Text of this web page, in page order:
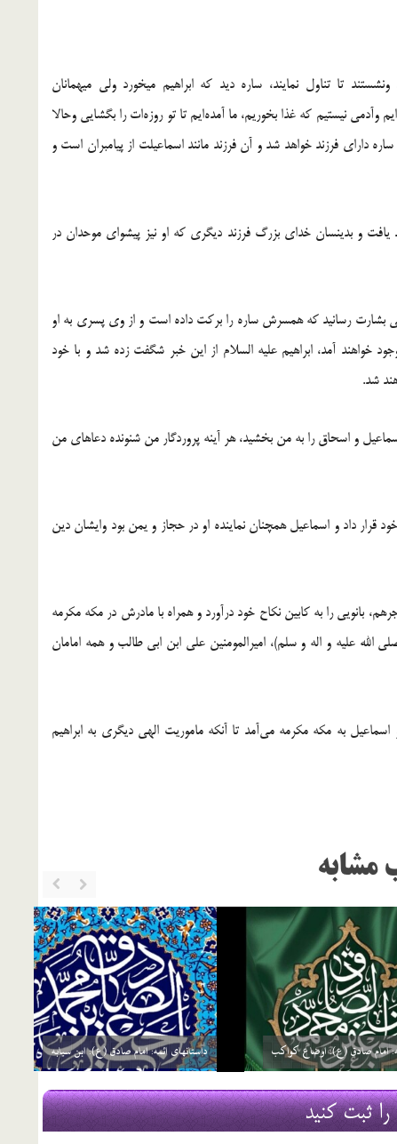
تا تناول نمايند، ساره ديد که ابراهيم ميخورد ولي ميهمانان
وآدمي نيستيم که غذا بخوريم، ما آمده‌ايم تا تو روزه‌ات را بگشايي وحالا
داراي فرزند خواهد شد و آن فرزند مانند اسماعيلت از پيامبران است و
يافت و بدينسان خداي بزرگ فرزند ديگري که او نيز پيشواي موحدان در
عهد عتيق،‌ خداوند ابراهيم‌ خليل‌ عليه السلام‌ را در 99 سالگي‌ بشارت‌ رسانيد كه‌ همسرش‌ ساره‌ را بركت‌ داده‌ است‌ و از وي‌ پسري‌ به‌ او
خواهند آمد، ابراهيم‌ عليه السلام از اين‌ خبر شگفت زده شد و با خود
و اسحاق را به من بخشيد، هر آينه پروردگار من شنونده دعا‌هاي من
وصي خود قرار داد و اسماعيل همچنان نماينده او در حجاز و يمن بود وايشان دين
بانويي را به کابين نکاح خود درآورد و همراه با مادرش در مکه مکرمه
عليه و اله و سلم)، اميرالمومنين علي ابن ابي طالب و همه امامان
اسماعيل به مکه مکرمه مي‌آمد تا آنکه ماموريت الهي ديگري به ابراهيم
مشابه
صادق (ع): گره گشائی داستانهای ائمه: امام صادق (ع): توحید مفضل
21 مرداد 03
ثبت کنید